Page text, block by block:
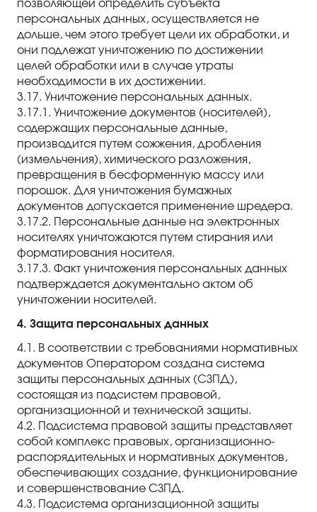
позволяющей определить субъекта
персональных данных, осуществляется не
дольше, чем этого требует цели их обработки, и
они подлежат уничтожению по достижении
целей обработки или в случае утраты
необходимости в их достижении.
3.17. Уничтожение персональных данных.
3.17.1. Уничтожение документов (носителей),
содержащих персональные данные,
производится путем сожжения, дробления
(измельчения), химического разложения,
превращения в бесформенную массу или
порошок. Для уничтожения бумажных
документов допускается применение шредера.
3.17.2. Персональные данные на электронных
носителях уничтожаются путем стирания или
форматирования носителя.
3.17.3. Факт уничтожения персональных данных
подтверждается документально актом об
уничтожении носителей.
4. Защита персональных данных
4.1. В соответствии с требованиями нормативных
документов Оператором создана система
защиты персональных данных (СЗПД),
состоящая из подсистем правовой,
организационной и технической защиты.
4.2. Подсистема правовой защиты представляет
собой комплекс правовых, организационно-
распорядительных и нормативных документов,
обеспечивающих создание, функционирование
и совершенствование СЗПД.
4.3. Подсистема организационной защиты